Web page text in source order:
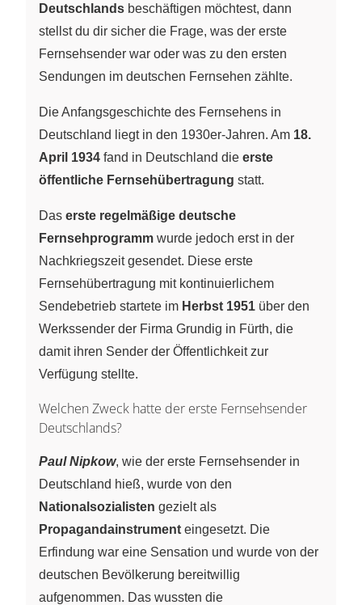
Deutschlands beschäftigen möchtest, dann
stellst du dir sicher die Frage, was der erste
Fernsehsender war oder was zu den ersten
Sendungen im deutschen Fernsehen zählte.
Die Anfangsgeschichte des Fernsehens in
Deutschland liegt in den 1930er-Jahren. Am 18.
April 1934 fand in Deutschland die erste
öffentliche Fernsehübertragung statt.
Das erste regelmäßige deutsche
Fernsehprogramm wurde jedoch erst in der
Nachkriegszeit gesendet. Diese erste
Fernsehübertragung mit kontinuierlichem
Sendebetrieb startete im Herbst 1951 über den
Werkssender der Firma Grundig in Fürth, die
damit ihren Sender der Öffentlichkeit zur
Verfügung stellte.
Welchen Zweck hatte der erste Fernsehsender
Deutschlands?
Paul Nipkow, wie der erste Fernsehsender in
Deutschland hieß, wurde von den
Nationalsozialisten gezielt als
Propagandainstrument eingesetzt. Die
Erfindung war eine Sensation und wurde von der
deutschen Bevölkerung bereitwillig
aufgenommen. Das wussten die